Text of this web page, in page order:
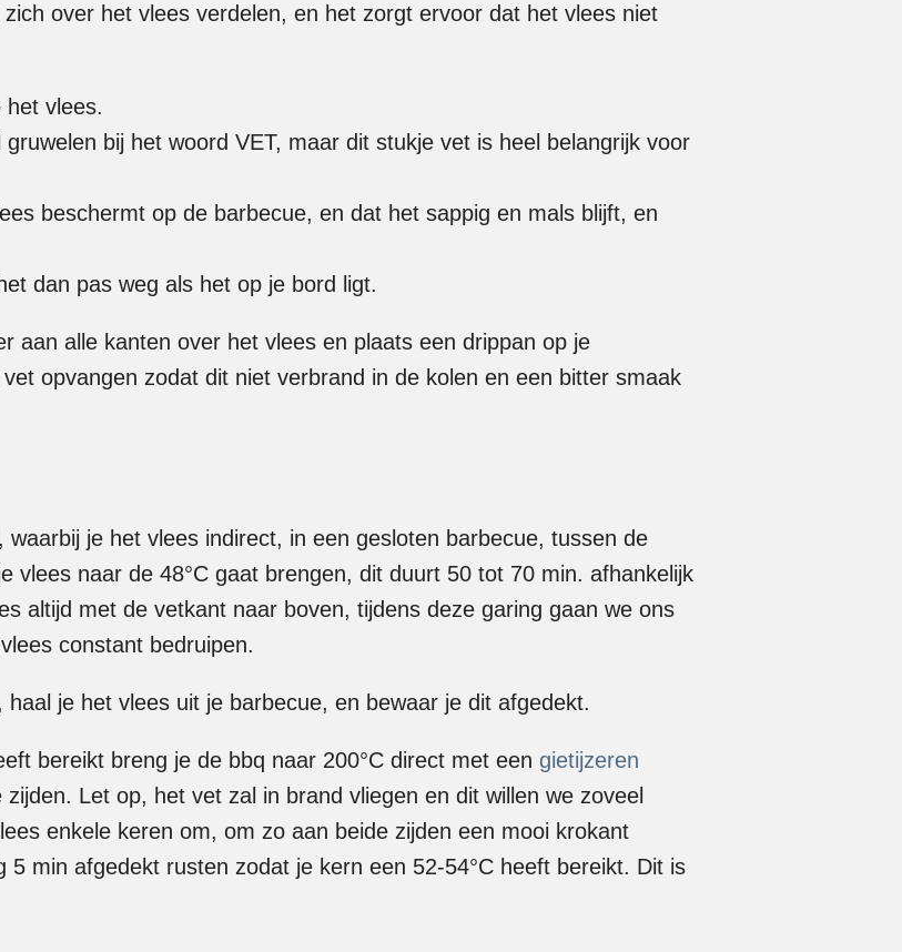
over het vlees verdelen, en het zorgt ervoor dat het vlees niet
het vlees.
bij het woord VET, maar dit stukje vet is heel belangrijk voor
beschermt op de barbecue, en dat het sappig en mals blijft, en
dan pas weg als het op je bord ligt.
aan alle kanten over het vlees en plaats een drippan op je
opvangen zodat dit niet verbrand in de kolen en een bitter smaak
je het vlees indirect, in een gesloten barbecue, tussen de
vlees naar de 48°C gaat brengen, dit duurt 50 tot 70 min. afhankelijk
altijd met de vetkant naar boven, tijdens deze garing gaan we ons
constant bedruipen.
je het vlees uit je barbecue, en bewaar je dit afgedekt.
bereikt breng je de bbq naar 200°C direct met een gietijzeren
Let op, het vet zal in brand vliegen en dit willen we zoveel
enkele keren om, om zo aan beide zijden een mooi krokant
min afgedekt rusten zodat je kern een 52-54°C heeft bereikt. Dit is